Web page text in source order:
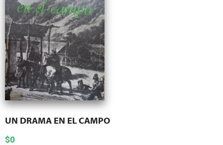
UN DRAMA EN EL CAMPO
$0